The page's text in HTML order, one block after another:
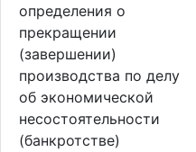
определения о
прекращении
(завершении)
производства по делу
об экономической
несостоятельности
(банкротстве)